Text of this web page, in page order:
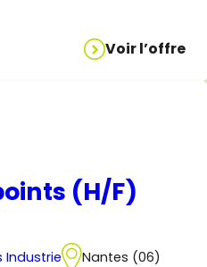
Voir l’offre
(H/F)
Industrie
Nantes (06)